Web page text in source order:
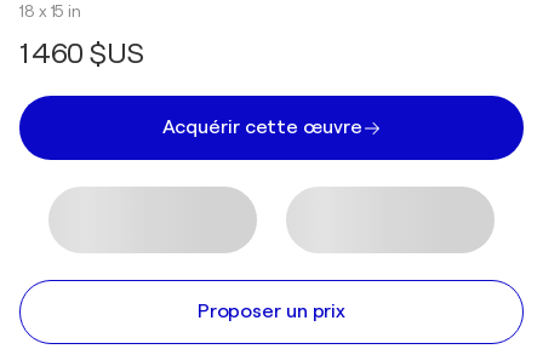
18 x 15 in
1 460 $US
Acquérir cette œuvre
Proposer un prix